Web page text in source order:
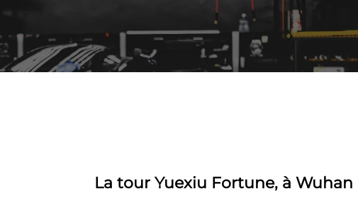
La tour Yuexiu Fortune, à Wuhan